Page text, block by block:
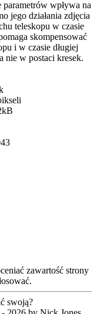
wpływa na
jego działania zdjęcia
teleskopu w czasie
skompensować
i w czasie długiej
nie w postaci kresek.
zawartość strony
swoją?